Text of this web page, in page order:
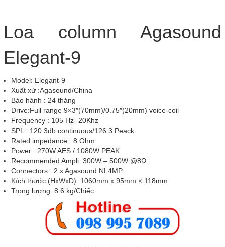
Loa column Agasound
Elegant-9
Model: Elegant-9
Xuất xứ :Agasound/China
Bảo hành : 24 tháng
Drive:Full range 9×3″(70mm)/0.75″(20mm) voice-coil
Frequency : 105 Hz- 20Khz
SPL : 120.3db continuous/126.3 Peack
Rated impedance : 8 Ohm
Power : 270W AES / 1080W PEAK
Recommended Ampli: 300W – 500W @8Ω
Connectors : 2 x Agasound NL4MP
Kích thước (HxWxD): 1060mm x 95mm × 118mm
Trọng lượng: 8.6 kg/Chiếc.